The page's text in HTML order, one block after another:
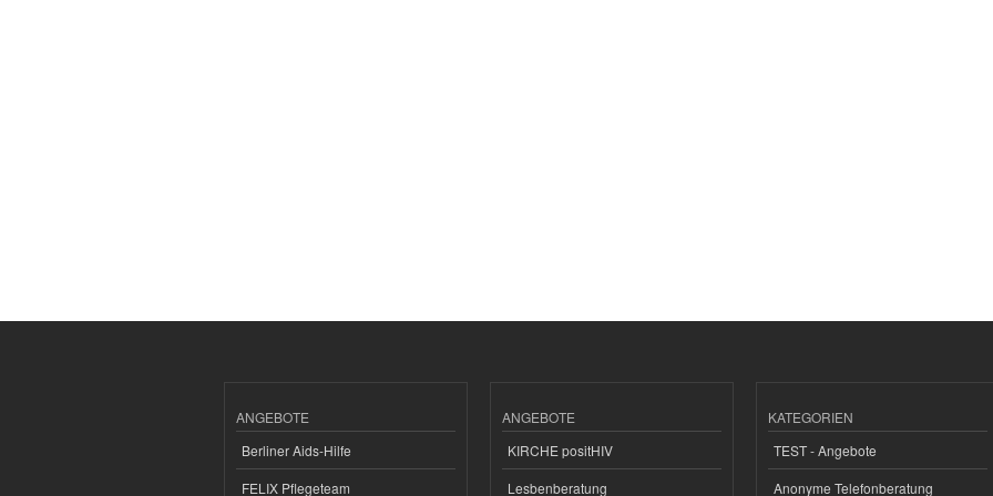
ANGEBOTE
Berliner Aids-Hilfe
FELIX Pflegeteam
ANGEBOTE
KIRCHE positHIV
Lesbenberatung
KATEGORIEN
TEST - Angebote
Anonyme Telefonberatung